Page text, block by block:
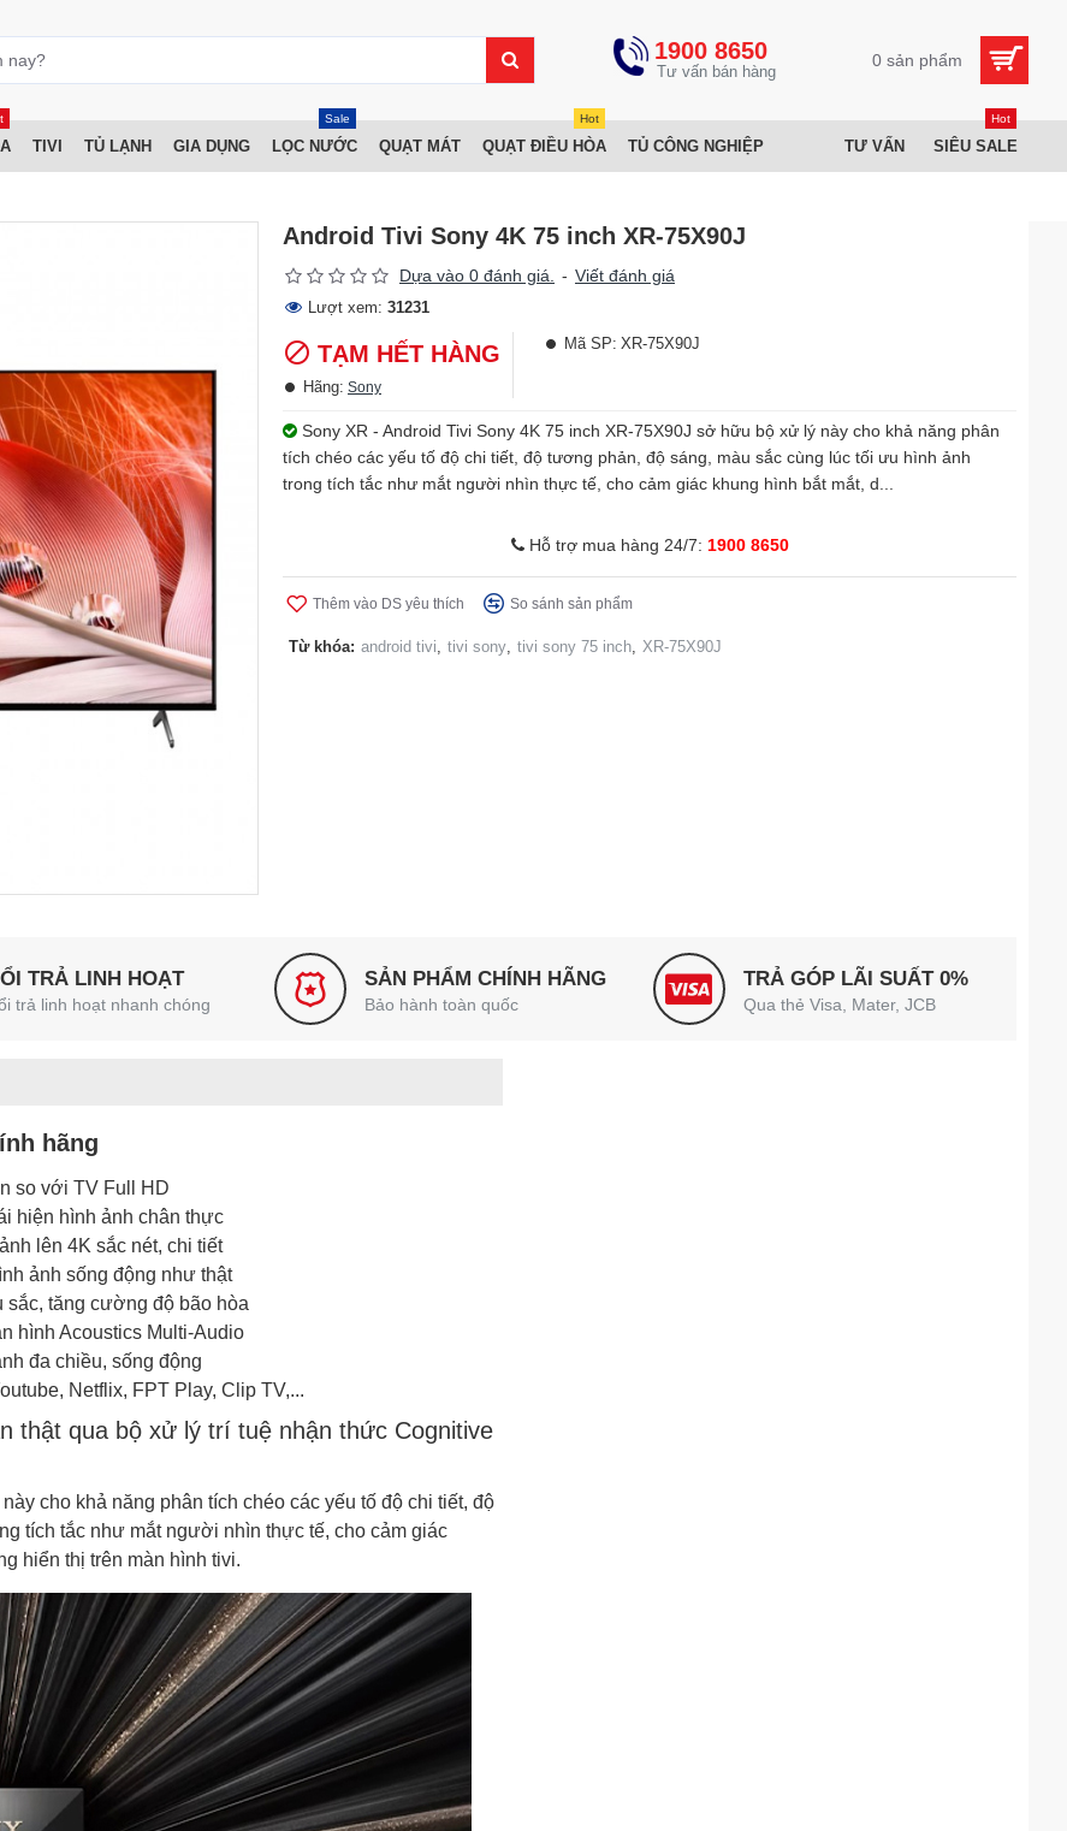
1900 8650 0 sản phẩm
TIVI TỦ LẠNH GIA DỤNG LỌC NƯỚC
Sale
QUẠT MÁT QUẠT ĐIỀU HÒA
Hot
TỦ CÔNG NGHIỆP TƯ VẤN SIÊU SALE
Hot
Android Tivi Sony 4K 75 inch XR-75X90J
Dựa vào 0 đánh giá. - Viết đánh giá
Lượt xem: 31231
TẠM HẾT HÀNG
Hãng: Sony
Mã SP: XR-75X90J
Sony XR - Android Tivi Sony 4K 75 inch XR-75X90J sở hữu bộ xử lý này cho khả năng phân
tích chéo các yếu tố độ chi tiết, độ tương phản, độ sáng, màu sắc cùng lúc tối ưu hình ảnh
trong tích tắc như mắt người nhìn thực tế, cho cảm giác khung hình bắt mắt, d...
Hỗ trợ mua hàng 24/7: 1900 8650
Thêm vào DS yêu thích So sánh sản phẩm
Từ khóa: android tivi, tivi sony, tivi sony 75 inch, XR-75X90J
TRẢ LINH HOẠT
trả linh hoạt nhanh chóng
SẢN PHẨM CHÍNH HÃNG
Bảo hành toàn quốc
TRẢ GÓP LÃI SUẤT 0%
Qua thẻ Visa, Mater, JCB
hãng
so với TV Full HD
hiện hình ảnh chân thực
lên 4K sắc nét, chi tiết
ảnh sống động như thật
sắc, tăng cường độ bão hòa
hình Acoustics Multi-Audio
đa chiều, sống động
Netflix, FPT Play, Clip TV,...
thật qua bộ xử lý trí tuệ nhận thức Cognitive
cho khả năng phân tích chéo các yếu tố độ chi tiết, độ
tích tắc như mắt người nhìn thực tế, cho cảm giác
hiển thị trên màn hình tivi.